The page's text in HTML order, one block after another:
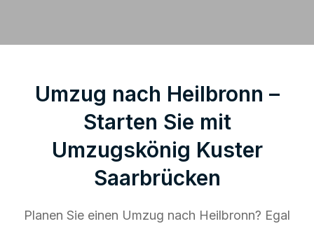
Umzug nach Heilbronn –
Starten Sie mit
Umzugskönig Kuster
Saarbrücken
Planen Sie einen Umzug nach Heilbronn? Egal